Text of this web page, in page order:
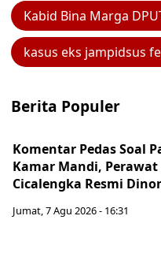
Kabid Bina Marga
kasus eks jampidsus
Berita Populer
Komentar Pedas Soal
Kamar Mandi, Perawat
Cicalengka Resmi
Jumat, 7 Agu 2026 - 16:31